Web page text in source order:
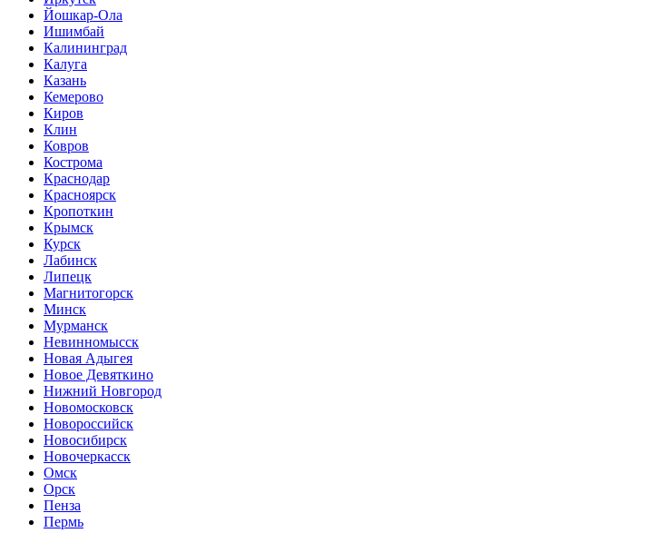
Йошкар-Ола
Ишимбай
Калининград
Калуга
Казань
Кемерово
Киров
Клин
Ковров
Кострома
Краснодар
Красноярск
Кропоткин
Крымск
Курск
Лабинск
Липецк
Магнитогорск
Минск
Мурманск
Невинномысск
Новая Адыгея
Новое Девяткино
Нижний Новгород
Новомосковск
Новороссийск
Новосибирск
Новочеркасск
Омск
Орск
Пенза
Пермь